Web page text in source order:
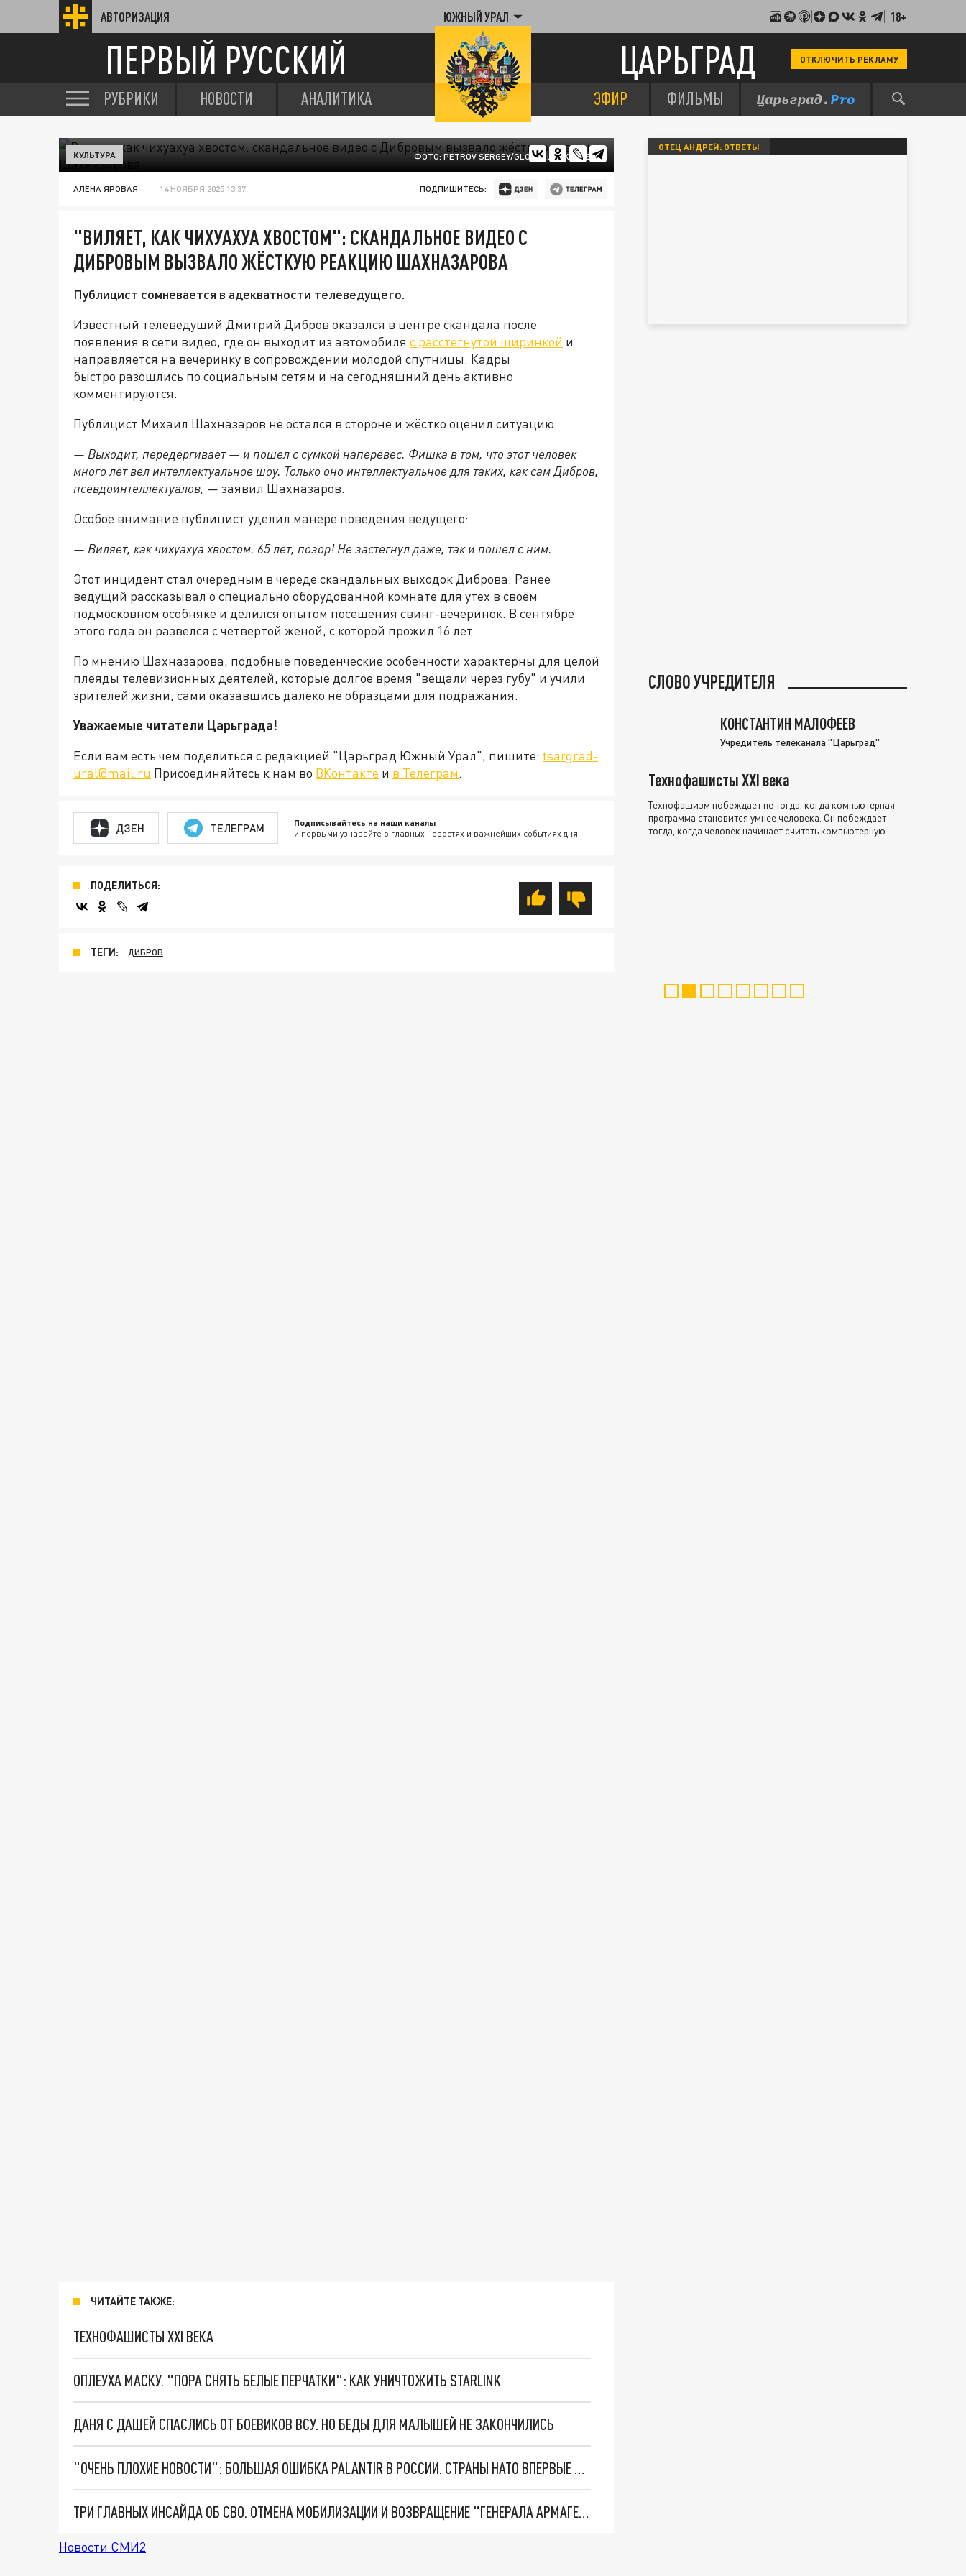
АВТОРИЗАЦИЯ ЮЖНЫЙ УРАЛ 18+
ПЕРВЫЙ РУССКИЙ ЦАРЬГРАД ОТКЛЮЧИТЬ РЕКЛАМУ
РУБРИКИ НОВОСТИ АНАЛИТИКА ЭФИР ФИЛЬМЫ
ФОТО: PETROV SERGEY/GLOBALLOOKPRESS.
КУЛЬТУРА
АЛЁНА ЯРОВАЯ 14 НОЯБРЯ 2025 13:37 ПОДПИШИТЕСЬ:
"ВИЛЯЕТ, КАК ЧИХУАХУА ХВОСТОМ": СКАНДАЛЬНОЕ ВИДЕО С
ДИБРОВЫМ ВЫЗВАЛО ЖЁСТКУЮ РЕАКЦИЮ ШАХНАЗАРОВА
Публицист сомневается в адекватности телеведущего.
Известный телеведущий Дмитрий Дибров оказался в центре скандала после
появления в сети видео, где он выходит из автомобиля с расстегнутой ширинкой и
направляется на вечеринку в сопровождении молодой спутницы. Кадры
быстро разошлись по социальным сетям и на сегодняшний день активно
комментируются.
Публицист Михаил Шахназаров не остался в стороне и жёстко оценил ситуацию.
— Выходит, передергивает — и пошел с сумкой наперевес. Фишка в том, что этот человек
много лет вел интеллектуальное шоу. Только оно интеллектуальное для таких, как сам Дибров,
псевдоинтеллектуалов, — заявил Шахназаров.
Особое внимание публицист уделил манере поведения ведущего:
— Виляет, как чихуахуа хвостом. 65 лет, позор! Не застегнул даже, так и пошел с ним.
Этот инцидент стал очередным в череде скандальных выходок Диброва. Ранее
ведущий рассказывал о специально оборудованной комнате для утех в своём
подмосковном особняке и делился опытом посещения свинг-вечеринок. В сентябре
этого года он развелся с четвертой женой, с которой прожил 16 лет.
По мнению Шахназарова, подобные поведенческие особенности характерны для целой
плеяды телевизионных деятелей, которые долгое время "вещали через губу" и учили
зрителей жизни, сами оказавшись далеко не образцами для подражания.
Уважаемые читатели Царьграда!
Если вам есть чем поделиться с редакцией "Царьград Южный Урал", пишите: tsargrad-
ural@mail.ru Присоединяйтесь к нам во ВКонтакте и в Телеграм.
ДЗЕН ТЕЛЕГРАМ Подписывайтесь на наши каналы
и первыми узнавайте о главных новостях и важнейших событиях дня.
ПОДЕЛИТЬСЯ:
ТЕГИ: ДИБРОВ
ЧИТАЙТЕ ТАКЖЕ:
ТЕХНОФАШИСТЫ XXI ВЕКА
ОПЛЕУХА МАСКУ. "ПОРА СНЯТЬ БЕЛЫЕ ПЕРЧАТКИ": КАК УНИЧТОЖИТЬ STARLINK
ДАНЯ С ДАШЕЙ СПАСЛИСЬ ОТ БОЕВИКОВ ВСУ. НО БЕДЫ ДЛЯ МАЛЫШЕЙ НЕ ЗАКОНЧИЛИСЬ
"ОЧЕНЬ ПЛОХИЕ НОВОСТИ": БОЛЬШАЯ ОШИБКА PALANTIR В РОССИИ. СТРАНЫ НАТО ВПЕРВЫЕ ЗА СВО ОСТАНОВИЛИ ПОСТАВКИ ОРУЖИЯ. ВСУ ТЕРЯЮТ ПРИГРАНИЧЬЕ?
ТРИ ГЛАВНЫХ ИНСАЙДА ОБ СВО. ОТМЕНА МОБИЛИЗАЦИИ И ВОЗВРАЩЕНИЕ "ГЕНЕРАЛА АРМАГЕДДОНА"? ОТЛИЧНЫЕ НОВОСТИ, КОТОРЫЕ ЖДАЛИ ВСЕ
Новости СМИ2
ОТЕЦ АНДРЕЙ: ОТВЕТЫ
СЛОВО УЧРЕДИТЕЛЯ
КОНСТАНТИН МАЛОФЕЕВ
Учредитель телеканала "Царьград"
Технофашисты XXI века
Технофашизм побеждает не тогда, когда компьютерная
программа становится умнее человека. Он побеждает
тогда, когда человек начинает считать компьютерную